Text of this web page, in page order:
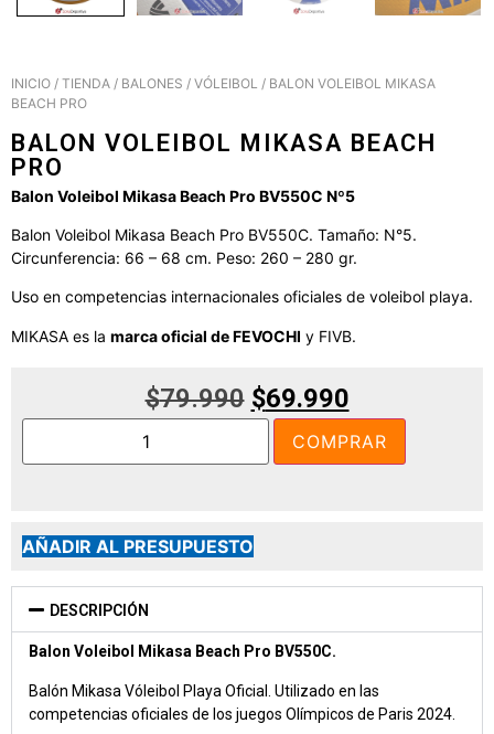
INICIO / TIENDA / BALONES / VÓLEIBOL / BALON VOLEIBOL MIKASA
BEACH PRO
BALON VOLEIBOL MIKASA BEACH
PRO
Balon Voleibol Mikasa Beach Pro BV550C Nº5
Balon Voleibol Mikasa Beach Pro BV550C. Tamaño: N°5.
Circunferencia: 66 – 68 cm. Peso: 260 – 280 gr.
Uso en competencias internacionales oficiales de voleibol playa.
MIKASA es la marca oficial de FEVOCHI y FIVB.
$79.990 $69.990
COMPRAR
AÑADIR AL PRESUPUESTO
DESCRIPCIÓN
Balon Voleibol Mikasa Beach Pro BV550C.
Balón Mikasa Vóleibol Playa Oficial. Utilizado en las
competencias oficiales de los juegos Olímpicos de Paris 2024.